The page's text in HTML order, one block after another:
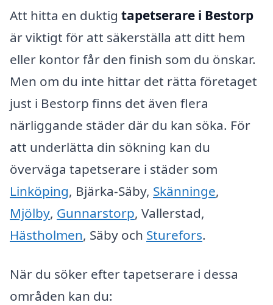
Att hitta en duktig tapetserare i Bestorp
är viktigt för att säkerställa att ditt hem
eller kontor får den finish som du önskar.
Men om du inte hittar det rätta företaget
just i Bestorp finns det även flera
närliggande städer där du kan söka. För
att underlätta din sökning kan du
överväga tapetserare i städer som
Linköping, Bjärka-Säby, Skänninge,
Mjölby, Gunnarstorp, Vallerstad,
Hästholmen, Säby och Sturefors.
När du söker efter tapetserare i dessa
områden kan du: